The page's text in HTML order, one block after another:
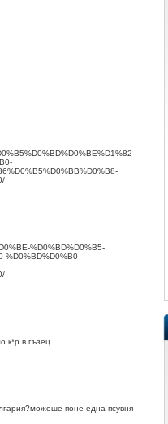
%D0%BD%D0%B5-
%D0%BD%D0%B0-
к*р в гъзец
поне една псувня